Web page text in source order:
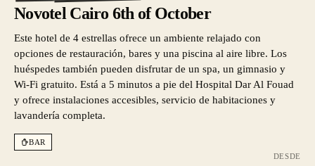
Novotel Cairo 6th of October
Este hotel de 4 estrellas ofrece un ambiente relajado con
opciones de restauración, bares y una piscina al aire libre. Los
huéspedes también pueden disfrutar de un spa, un gimnasio y
Wi-Fi gratuito. Está a 5 minutos a pie del Hospital Dar Al Fouad
y ofrece instalaciones accesibles, servicio de habitaciones y
lavandería completa.
BAR
DESDE